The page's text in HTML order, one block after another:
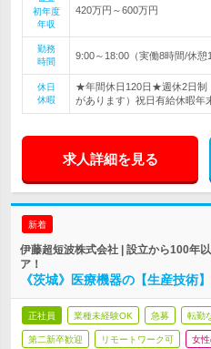
初年度
年収
420万円～600万円
勤務
時間
9:00～18:00（実働8時間/休
休日
休暇
★年間休日120日★週休2日制
があります）祝日有給休暇年
求人詳細を見る
新着
伊藤超短波株式会社 | 設立から100年
ア！
《茨城》医療機器の【生産技
正社員 業種未経験OK 急募 転勤
第二新卒歓迎 リモートワーク可 女